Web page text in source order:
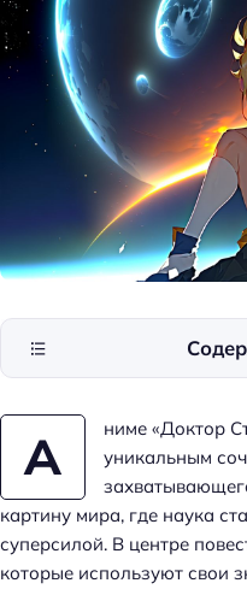
А
ниме «Доктор
уникальным
картину мира, где наука
суперсилой. В центре
которые используют свои